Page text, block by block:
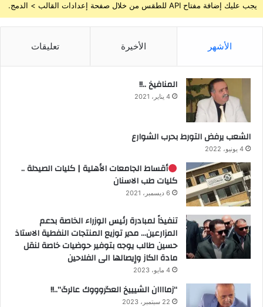
يجب عليك إضافة مفتاح API للطقس من خلال صفحة إعدادات القالب > الدمج.
الأشهر الأخيرة تعليقات
المنافيخ ..!!
4 يناير، 2021
الشعب يرفض التورط بحرب الشوارع
4 يونيو، 2022
أقساط الجامعات الأهلية | كليات الصيدلة ..
كليات طب الاسنان
6 ديسمبر، 2021
تنفيذاً لمبادرة رئيس الوزراء الخاصة بدعم
المزارعين… مدير توزيع المنتجات النفطية الاستاذ
حسين طالب يوجه بتوفير حوضيات خاصة لنقل
مادة الكاز وإيصالها الى الفلاحين
4 مايو، 2023
“زماااان الشيييخ العگروووك عالرگ”..!!
22 سبتمبر، 2023